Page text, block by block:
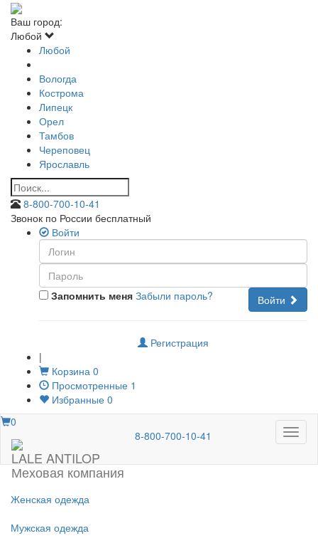
Ваш город:
Любой
Любой
Вологда
Кострома
Липецк
Орел
Тамбов
Череповец
Ярославль
8-800-700-10-41
Звонок по России бесплатный
Войти
Запомнить меня Войти
Забыли пароль?
Регистрация
|
Корзина 0
Просмотренные 1
Избранные 0
Меню
0
LALE ANTILOP
Меховая компания
8-800-700-10-41
Женская одежда
Мужская одежда